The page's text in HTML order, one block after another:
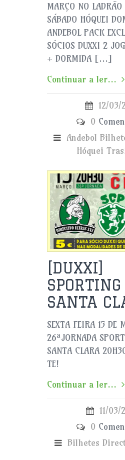
MARÇO NO
SÁBADO HÓQUEI
ANDEBOL PACK
SÓCIOS DUXXI 2
+ DORMIDA […]
Continuar a ler...
12/03/
0
Andebol
Hóquei
[DUXXI]
SANTA
SEXTA FEIRA 15 DE
26ªJORNADA
SANTA CLARA
TE!
Continuar a ler...
11/03/
0
Bilhetes